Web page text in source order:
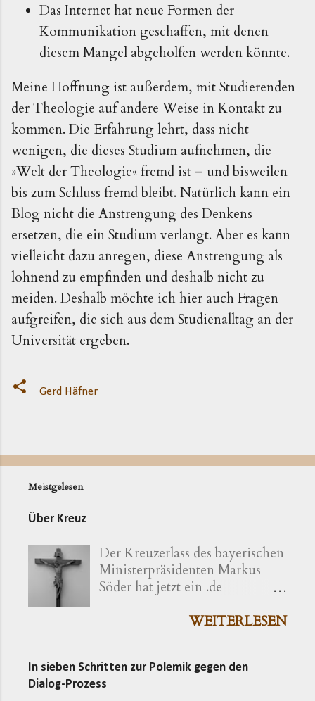
Das Internet hat neue Formen der
Kommunikation geschaffen, mit denen
diesem Mangel abgeholfen werden könnte.
Meine Hoffnung ist außerdem, mit Studierenden
der Theologie auf andere Weise in Kontakt zu
kommen. Die Erfahrung lehrt, dass nicht
wenigen, die dieses Studium aufnehmen, die
»Welt der Theologie« fremd ist – und bisweilen
bis zum Schluss fremd bleibt. Natürlich kann ein
Blog nicht die Anstrengung des Denkens
ersetzen, die ein Studium verlangt. Aber es kann
vielleicht dazu anregen, diese Anstrengung als
lohnend zu empfinden und deshalb nicht zu
meiden. Deshalb möchte ich hier auch Fragen
aufgreifen, die sich aus dem Studienalltag an der
Universität ergeben.
Gerd Häfner
Meistgelesen
Über Kreuz
Der Kreuzerlass des bayerischen
Ministerpräsidenten Markus
Söder hat jetzt ein .de
Der Vorgang gibt sich im
erkennen. Die »Ökumenische
Erklärung katholischer und
WEITERLESEN
In sieben Schritten zur Polemik gegen den
Dialog-Prozess